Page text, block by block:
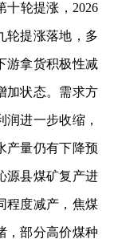
十轮提涨，2026
轮提涨落地，多
游拿货积极性减
加状态。需求方
进一步收缩，
产量仍有下降预
源县煤矿复产进
程度减产，焦煤
，部分高价煤种